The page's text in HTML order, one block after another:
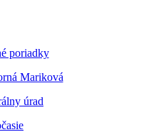
poriadky
Mariková
úrad